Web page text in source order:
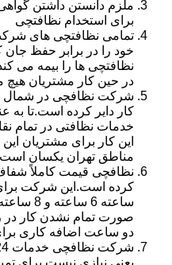
ملزم دانستن داشتن
برای استخدام نظافتچی
تمامی نظافتچی های
خود را در برابر حفظ
نظافتچی ها را بیمه می
در حین کار مشتریان هیچ
شرکت نظافچی در شمال
کار دایر کرده است.تا به
خدمات نظافتی در تمام
این کار برای مشتریان
مناطق تهران یکسان
نظافچی قیمت کاملاً
ساعته 6
صورت تمام نشدن کار
دو ساعت اضافه کاری
یعنی نیازی نیست برای